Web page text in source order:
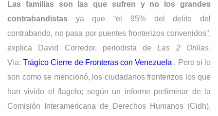
Las familias son las que sufren y no los grandes
contrabandistas ya que “el 95% del delito del
contrabando, no pasa por puentes fronterizos convenidos”,
explica David Corredor, periodista deLas 2 Orillas.
Vía:Trágico Cierre de Fronteras con Venezuela . Pero sí lo
son como se mencionó, los ciudadanos fronterizos los que
han vivido el flagelo; según un informe preliminar de la
Comisión Interamericana de Derechos Humanos (Cidh),